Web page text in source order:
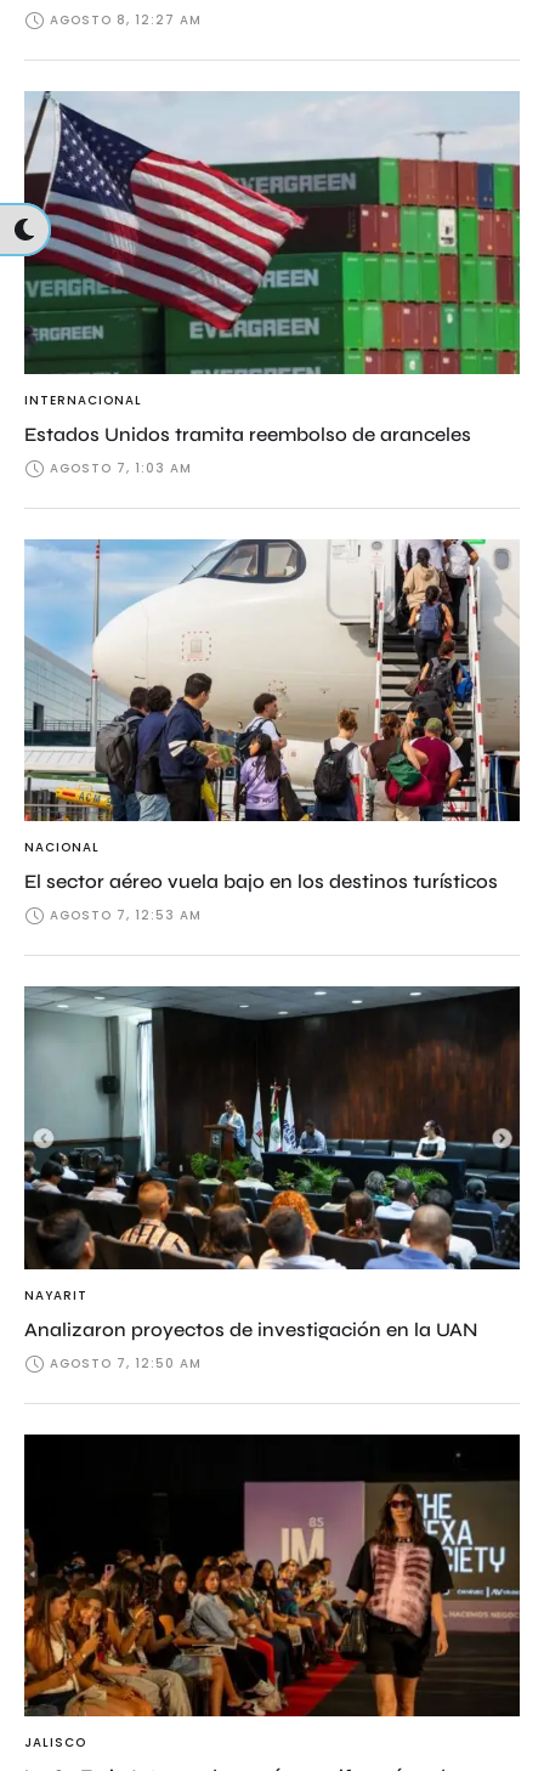
AGOSTO 8, 12:27 AM
INTERNACIONAL
Estados Unidos tramita reembolso de aranceles
AGOSTO 7, 1:03 AM
NACIONAL
El sector aéreo vuela bajo en los destinos turísticos
AGOSTO 7, 12:53 AM
NAYARIT
Analizaron proyectos de investigación en la UAN
AGOSTO 7, 12:50 AM
JALISCO